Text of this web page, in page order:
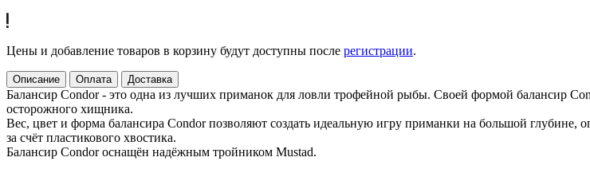
Цены и добавление товаров в корзину будут доступны после регистрации.
Описание Оплата Доставка
Балансир Condor - это одна из лучших приманок для ловли трофейной рыбы. Своей формой балансир
осторожного хищника.
Вес, цвет и форма балансира Condor позволяют создать идеальную игру приманки на большой
за счёт пластикового хвостика.
Балансир Condor оснащён надёжным тройником Mustad.